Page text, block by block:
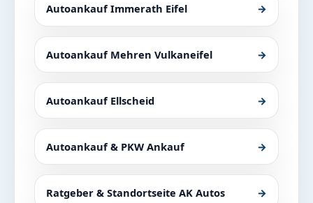
Autoankauf Immerath Eifel →
Autoankauf Mehren Vulkaneifel →
Autoankauf Ellscheid →
Autoankauf & PKW Ankauf →
Ratgeber & Standortseite AK Autos →